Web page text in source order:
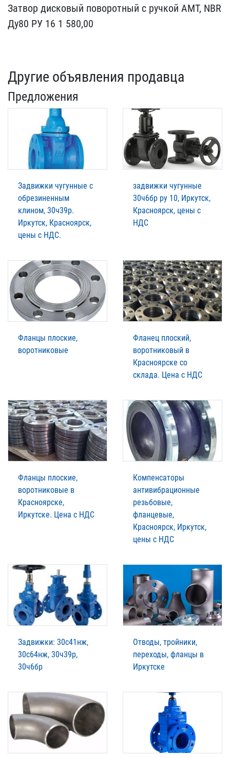
Затвор дис​ковый поворотный с ручко​й АМТ, NBR
Ду80 РУ 16 1 ​580,00
Другие объявления продавца
Предложения
Задвижки чугунные с
обрезиненным
клином, 30ч39р.
Иркутск, Красноярск,
цены с НДС.
задвижки чугунные
30ч6бр ру 10, Иркутск,
Красноярск, цены с
НДС
Фланцы плоские,
воротниковые
Фланец плоский,
воротниковый в
Красноярске со
склада. Цена с НДС
Фланцы плоские,
воротниковые в
Красноярске,
Иркутске. Цена с НДС
Компенсаторы
антивибрационные
резьбовые,
фланцевые,
Красноярск, Иркутск,
цены с НДС
Задвижки: 30с41нж,
30с64нж, 30ч39р,
30ч6бр
Отводы, тройники,
переходы, фланцы в
Иркутске